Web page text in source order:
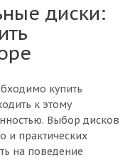
диски:
купить
к этому
Выбор дисков
и практических
на поведение